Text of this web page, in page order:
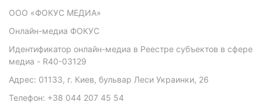
ООО «ФОКУС МЕДИА»
Онлайн-медиа ФОКУС
Идентификатор онлайн-медиа в Реестре субъектов в сфере
медиа - R40-03129
Адрес: 01133, г. Киев, бульвар Леси Украинки, 26
Телефон: +38 044 207 45 54